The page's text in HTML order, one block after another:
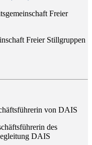
Freier Stillgruppen
des
DAIS